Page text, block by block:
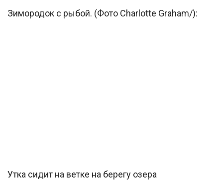
Зимородок с рыбой. (Фото Charlotte Graham/):
Утка сидит на ветке на берегу озера